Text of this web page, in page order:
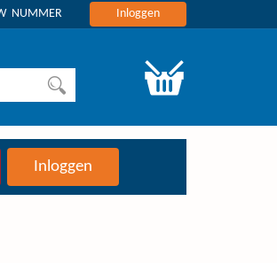
NUMMER Inloggen
Inloggen